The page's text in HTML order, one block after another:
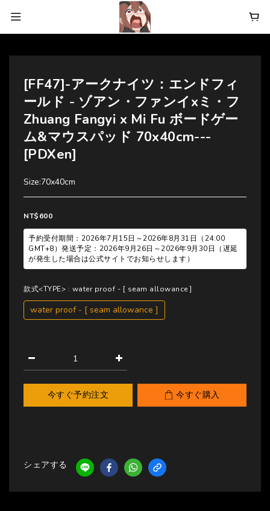
[FF47]-アークナイツ：エンドフィ
ールド - ゾアン・ファンイxミ・フ
Zhuang Fangyi x Mi Fu ボードゲー
ム&マウスパッド 70x40cm---
[PDXen]
Size:70x40cm
NT$600
予約受付期間：2026年7月15日～2026年8月31日（24:00
GMT+8）発送予定：2026年9月26日～2026年9月30日（遅延
が発生した場合は公式サイトでお知らせします）
款式<TYPE> : water proof - [ seam allowance ]
water proof - [ seam allowance ]
今すぐ予約注文 今すぐ購入
シェアする